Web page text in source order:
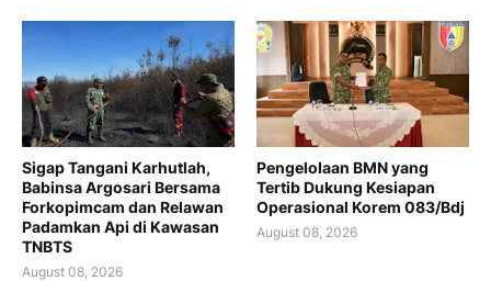
Sigap Tangani Karhutlah,
Babinsa Argosari Bersama
Forkopimcam dan Relawan
Padamkan Api di Kawasan
TNBTS
August 08, 2026
Pengelolaan BMN yang
Tertib Dukung Kesiapan
Operasional Korem 083/Bdj
August 08, 2026